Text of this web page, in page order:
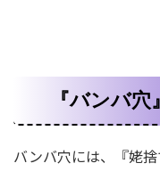
『バンバ
バンバ穴には、『姥捨